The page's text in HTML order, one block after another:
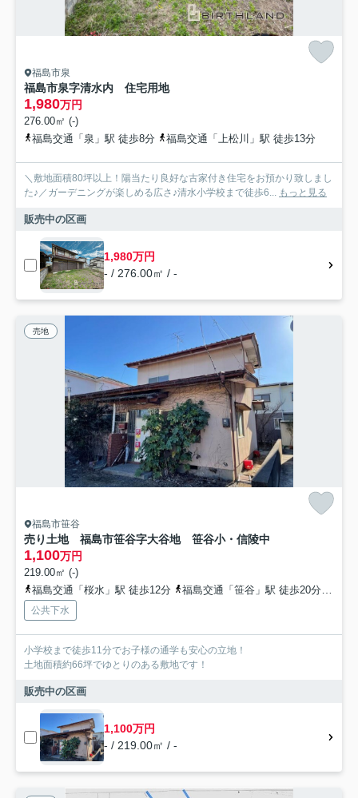
福島市泉
福島市泉字清水内 住宅用地
1,980万円
276.00㎡ (-)
福島交通「泉」駅 徒歩8分
福島交通「上松川」駅 徒歩13分
＼敷地面積80坪以上！陽当たり良好な古家付き住宅をお預かり致しまし
た♪／ガーデニングが楽しめる広さ♪清水小学校まで徒歩6... もっと見る
販売中の区画
1,980万円
- / 276.00㎡ / -
売地
福島市笹谷
売り土地 福島市笹谷字大谷地 笹谷小・信陵中
1,100万円
219.00㎡ (-)
福島交通「桜水」駅 徒歩12分
福島交通「笹谷」駅 徒歩20分
公共下水
小学校まで徒歩11分でお子様の通学も安心の立地！
土地面積約66坪でゆとりのある敷地です！
販売中の区画
1,100万円
- / 219.00㎡ / -